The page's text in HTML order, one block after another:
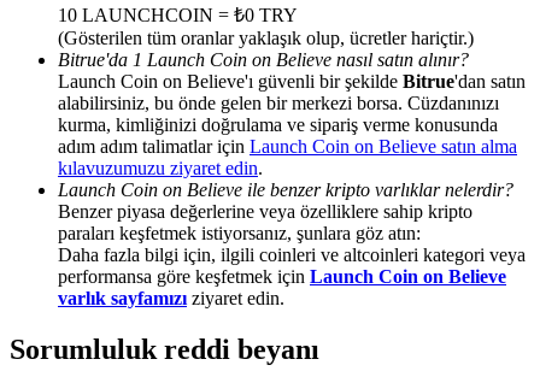
Deposit CASHCAT & Win
Share 500000 CASHCAT prize pool
Exclusive for BitMart Users
Register & Trade to Win 500,000 USDT
10 LAUNCHCOIN = ₺0 TRY
(Gösterilen tüm oranlar yaklaşık olup, ücretler hariçtir.)
Bitrue'da 1 Launch Coin on Believe nasıl satın alınır?
Launch Coin on Believe'ı güvenli bir şekilde Bitrue'dan satın
alabilirsiniz, bu önde gelen bir merkezi borsa. Cüzdanınızı
kurma, kimliğinizi doğrulama ve sipariş verme konusunda
adım adım talimatlar için Launch Coin on Believe satın alma
kılavuzumuzu ziyaret edin.
Launch Coin on Believe ile benzer kripto varlıklar nelerdir?
Benzer piyasa değerlerine veya özelliklere sahip kripto
paraları keşfetmek istiyorsanız, şunlara göz atın:
Daha fazla bilgi için, ilgili coinleri ve altcoinleri kategori veya
performansa göre keşfetmek için Launch Coin on Believe
varlık sayfamızı ziyaret edin.
Sorumluluk reddi beyanı